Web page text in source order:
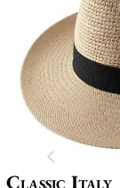
Classic Italy